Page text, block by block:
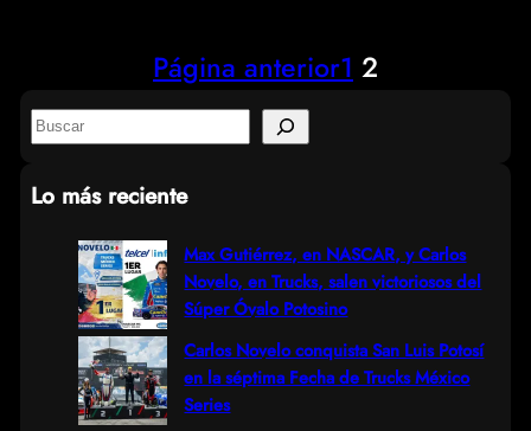
Página anterior1 2
S
a
Lo más reciente
Max Gutiérrez, en NASCAR, y Carlos
Novelo, en Trucks, salen victoriosos del
Súper Óvalo Potosino
Carlos Novelo conquista San Luis Potosí
en la séptima Fecha de Trucks México
Series